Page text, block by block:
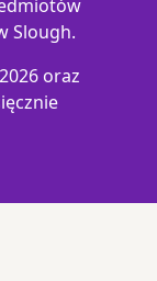
Slough.
oraz